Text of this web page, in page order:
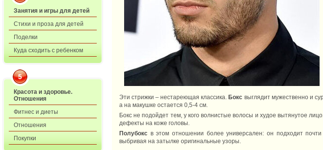
Занятия и игры для детей
Стихи и проза для детей
Поделки
Куда сходить с ребенком
5
Красота и здоровье.
Отношения
Фитнес и диеты
Отношения
Покупки
Эти стрижки – нестареющая классика. Бокс выглядит мужественно и
а на макушке остается 0,5-4 см.
Бокс не подойдет тем, у кого волнистые волосы и худое вытянутое
дефекты на коже головы.
Полубокс в этом отношении более универсален: он подходит
выбривая на затылке оригинальные узоры.